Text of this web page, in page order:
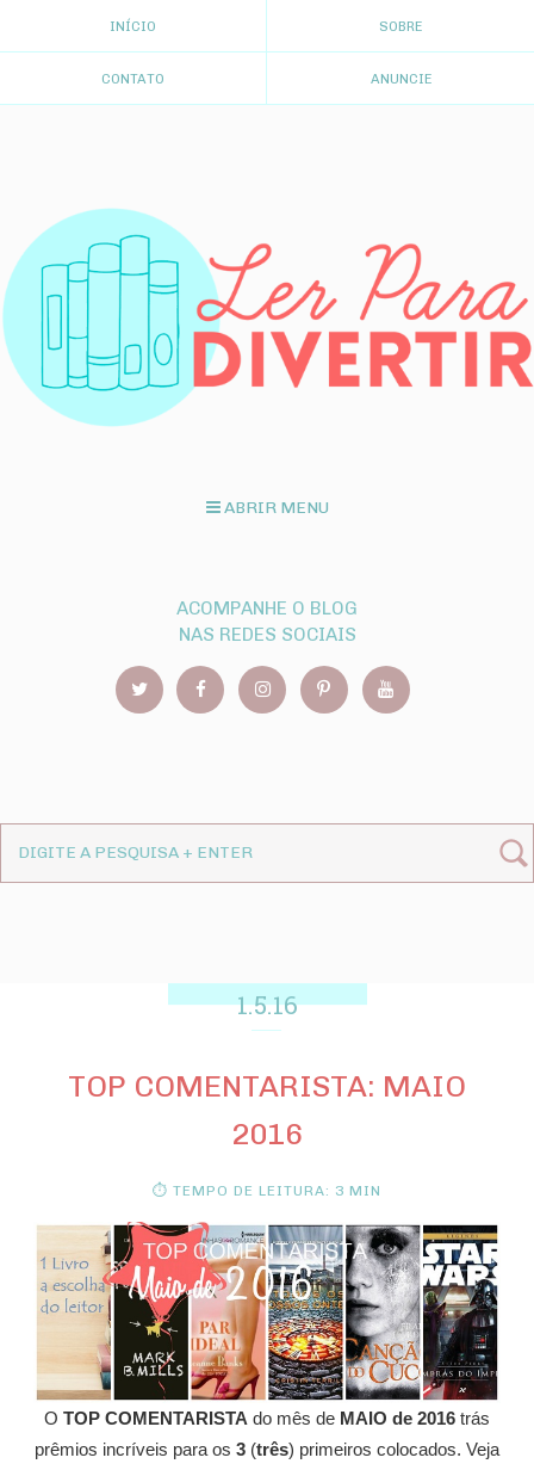
INÍCIO SOBRE
CONTATO ANUNCIE
ABRIR MENU
ACOMPANHE O BLOG
NAS REDES SOCIAIS
1.5.16
TOP COMENTARISTA: MAIO
2016
⏱ TEMPO DE LEITURA: 3 MIN
O TOP COMENTARISTA do mês de MAIO de 2016 trás
prêmios incríveis para os 3 (três) primeiros colocados. Veja